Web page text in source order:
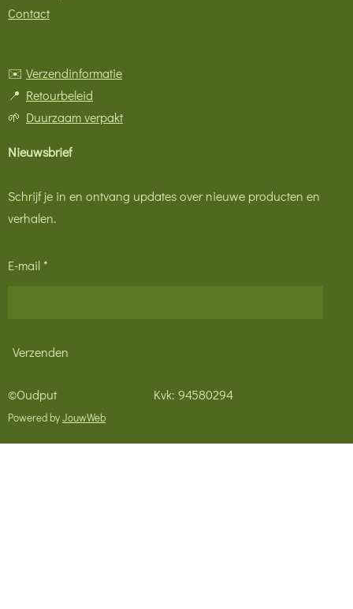
Contact
✉️ Verzendinformatie
📍 Retourbeleid
🌱 Duurzaam verpakt
Nieuwsbrief
Schrijf je in en ontvang updates over nieuwe producten en
verhalen.
E-mail *
Verzenden
©Oudput Kvk: 94580294
Powered byJouwWeb